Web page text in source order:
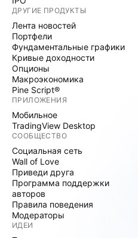
ДРУГИЕ ПРОДУКТЫ
Лента новостей
Портфели
Фундаментальные графики
Кривые доходности
Опционы
Макроэкономика
Pine Script®
ПРИЛОЖЕНИЯ
Мобильное
TradingView Desktop
СООБЩЕСТВО
Социальная сеть
Wall of Love
Приведи друга
Программа поддержки
авторов
Правила поведения
Модераторы
ИДЕИ